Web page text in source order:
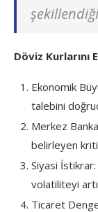
Döviz
Ekonomik
talebini
Merkez
belirleyen
Siyasi
volatiliteyi
Ticaret